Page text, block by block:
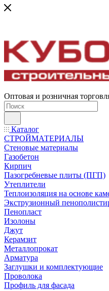
Оптовая и розничная
Каталог
СТРОЙМАТЕРИАЛЫ
Стеновые материалы
Газобетон
Кирпич
Пазогребневые плиты (ПГП)
Утеплители
Теплоизоляция на основе
Экструзионный
Пенопласт
Изолоны
Джут
Керамзит
Металлопрокат
Арматура
Заглушки и комплектующие
Проволока
Профиль для фасада